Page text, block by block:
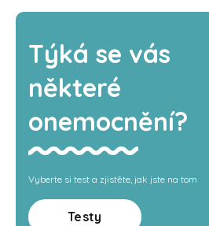
Týká se vás
některé
onemocnění?
Vyberte si test a zjistěte, jak jste na tom
Testy